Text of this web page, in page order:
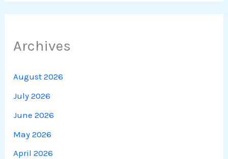
Archives
August 2026
July 2026
June 2026
May 2026
April 2026